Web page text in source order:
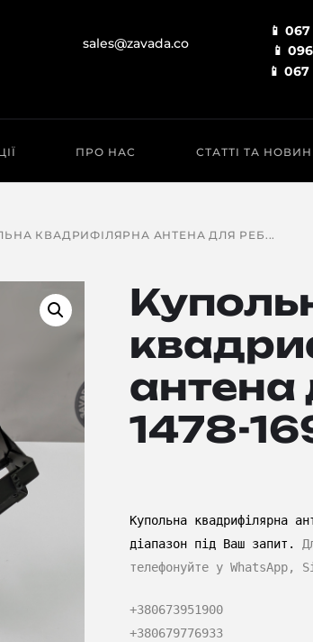
sales@zavada.co
📱
📱
📱
ПРО НАС СТАТТІ ТА
КВАДРИФІЛЯРНА АНТЕНА ДЛЯ РЕБ...
антена
1478-
Купольна квадрифілярна
діапазон під Ваш запит.
телефонуйте у WhatsApp,
+380673951900
+380679776933